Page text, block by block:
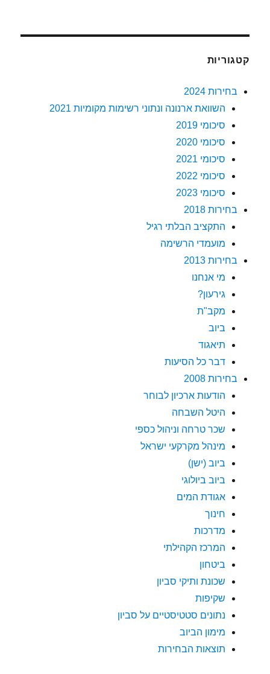
קטגוריות
בחירות 2024
השוואת ארנונה ונתוני רשימות מקומיות 2021
סיכומי 2019
סיכומי 2020
סיכומי 2021
סיכומי 2022
סיכומי 2023
בחירות 2018
התקציב הבלתי רגיל
מועמדי הרשימה
בחירות 2013
מי אנחנו
גירעון?
מקב"ת
ביוב
תיאגוד
דבר כל הסיעות
בחירות 2008
הודעות ארכיון לבוחר
היטל השבחה
שכר טרחה וניהול כספי
מינהל מקרקעי ישראל
ביוב (ישן)
ביוב ביולוגי
אגודת המים
חינוך
מדרכות
המרכז הקהילתי
ביטחון
שכונת ותיקי סביון
שקיפות
נתונים סטטיסטיים על סביון
מימון הביוב
תוצאות הבחירות